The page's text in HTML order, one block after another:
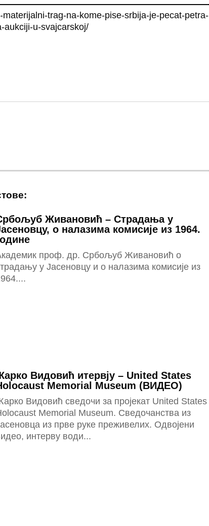
trag-na-kome-pise-srbija-je-pecat-petra-
aukciji-u-svajcarskoj/
Живановић – Страдања у
о налазима комисије из 1964.
проф. др. Србољуб Живановић о
у Јасеновцу и о налазима комисије из
Видовић итервју – United States
Memorial Museum (ВИДЕО)
Видовић сведочи за пројекат United States
Memorial Museum. Сведочанства из
из прве руке преживелих. Одвојени
интерву води...